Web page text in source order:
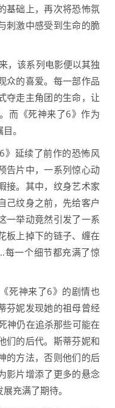
基础上，再次将恐怖氛
刺激中感受到生命的脆
，该系列电影便以其独
众的喜爱。每一部作品
夺走主角团的生命，让
而《死神来了6》作为
。
》延续了前作的恐怖风
告片中，一系列惊心动
接。其中，纹身艺术家
己纹身之前，先给客户
一举动竟然引发了一系
板上掉下的链子、缠在
一个细节都充满了惊
死神来了6》的剧情也
芬妮发现她的祖母曾经
神仍在追杀那些可能在
们的后代。斯蒂芬妮和
的方法，否则他们的后
影片增添了更多的悬念
充满了期待。